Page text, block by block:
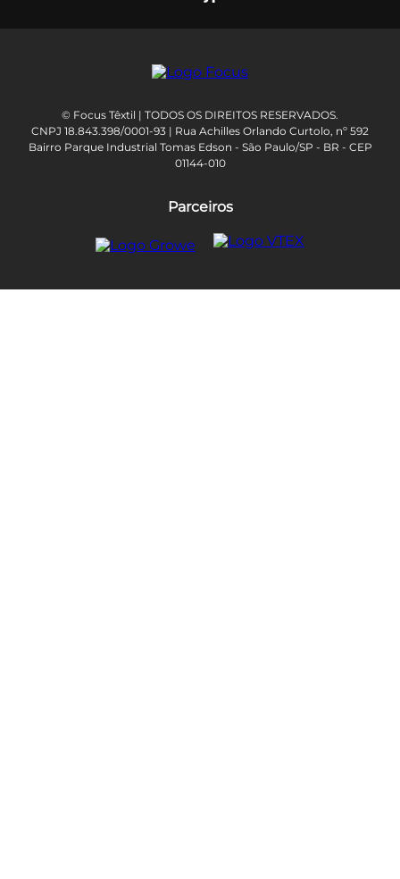
© Focus Têxtil | TODOS OS DIREITOS RESERVADOS.
CNPJ 18.843.398/0001-93 | Rua Achilles Orlando Curtolo, nº 592
Bairro Parque Industrial Tomas Edson - São Paulo/SP - BR - CEP
01144-010
Parceiros